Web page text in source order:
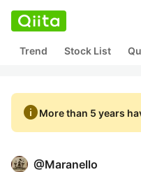
Trend Stock List
infoMore than 5 years
@Maranello